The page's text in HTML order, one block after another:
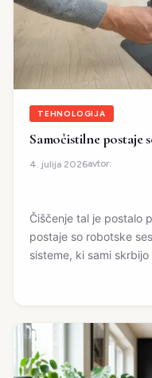
TEHNOLOGIJA
Samočistilne
4. julija 2026avtor:
Čiščenje tal je postalo
postaje so robotske
sisteme, ki sami